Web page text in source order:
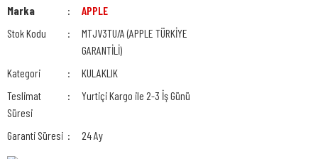
Marka
APPLE
Stok Kodu
MTJV3TU/A (APPLE TÜRKİYE
GARANTİLİ)
Kategori
KULAKLIK
Teslimat
Süresi
Yurtiçi Kargo ile 2-3 İş Günü
Garanti Süresi 24 Ay